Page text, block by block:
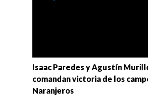
Isaac Paredes y Agustín
comandan victoria de los
Naranjeros